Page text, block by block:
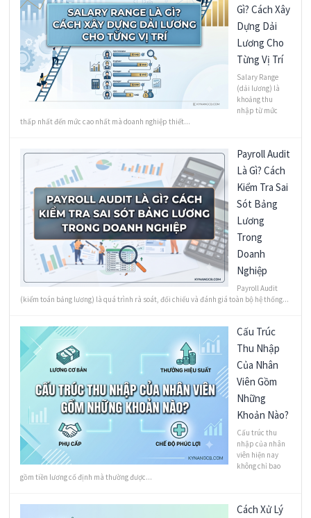
Gì? Cách Xây
Dựng Dải
Lương Cho
Từng Vị Trí
Salary Range
(dải lương) là
khoảng thu
nhập từ mức
thấp nhất đến mức cao nhất mà doanh nghiệp thiết...
Payroll Audit
Là Gì? Cách
Kiểm Tra Sai
Sót Bảng
Lương
Trong
Doanh
Nghiệp
Payroll Audit
(kiểm toán bảng lương) là quá trình rà soát, đối chiếu và đánh giá toàn bộ hệ thống...
Cấu Trúc
Thu Nhập
Của Nhân
Viên Gồm
Những
Khoản Nào?
Cấu trúc thu
nhập của nhân
viên hiện nay
không chỉ bao
gồm tiền lương cố định mà thường được...
Cách Xử Lý